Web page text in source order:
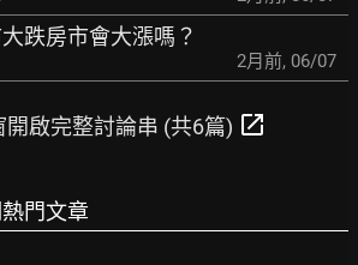
跌房市會大漲嗎？
2月前, 06/07
開啟完整討論串 (共6篇) open_in_new
門文章